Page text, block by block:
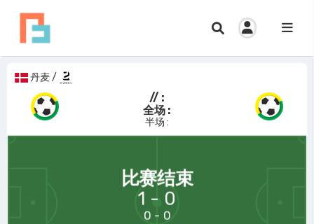
丹麦/
// :
全场 :
半场 :
比赛结束
1 - 0
0 - 0